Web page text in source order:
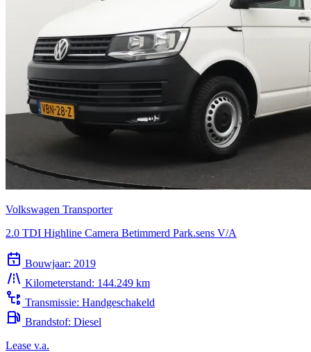
Volkswagen Transporter
2.0 TDI Highline Camera Betimmerd Park.sens V/A
Bouwjaar: 2019
Kilometerstand: 144.249 km
Transmissie: Handgeschakeld
Brandstof: Diesel
Lease v.a.